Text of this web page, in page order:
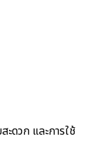
ะดวก และการใช้